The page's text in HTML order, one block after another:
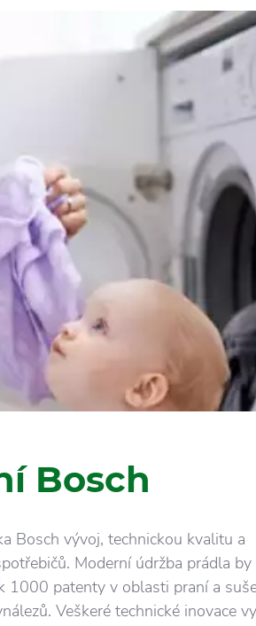
Bosch
Bosch vývoj, technickou kvalitu a
Moderní údržba prádla by
1000 patenty v oblasti praní a
Veškeré technické inovace